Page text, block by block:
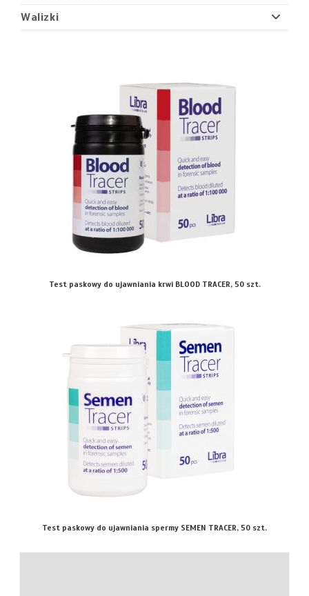
Walizki
Test paskowy do ujawniania krwi BLOOD TRACER, 50 szt.
Test paskowy do ujawniania spermy SEMEN TRACER, 50 szt.